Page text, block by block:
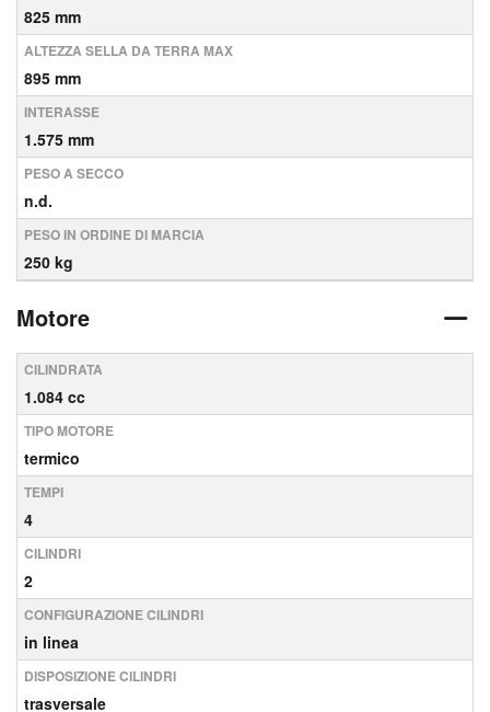
825 mm
ALTEZZA SELLA DA TERRA MAX
895 mm
INTERASSE
1.575 mm
PESO A SECCO
n.d.
PESO IN ORDINE DI MARCIA
250 kg
Motore
CILINDRATA
1.084 cc
TIPO MOTORE
termico
TEMPI
4
CILINDRI
2
CONFIGURAZIONE CILINDRI
in linea
DISPOSIZIONE CILINDRI
trasversale